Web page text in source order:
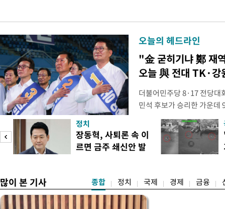
오늘의 헤드라인
"金 굳히기냐 鄭 재
오늘 與 전대 TK·강
더불어민주당 8·17 전당대
민석 후보가 승리한 가운데
시된다. 초박빙 승부가 이
승을 이어갈지, 정청래 후
다. 1·2위 간 누적 득표율
빙 판세가 이어져, 9일 강
정치
장동혁, 사퇴론 속 이
르면 금주 쇄신안 발
많이 본 기사 종합 정치 국제 경제 금융